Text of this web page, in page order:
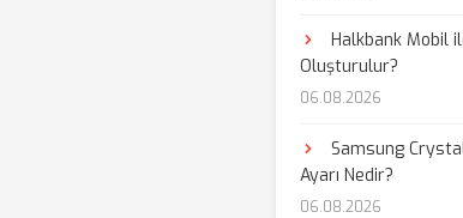
Halkbank Mobil
Oluşturulur?
06.08.2026
Samsung
Ayarı Nedir?
06.08.2026